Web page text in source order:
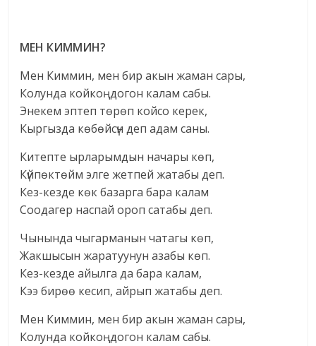
МЕН КИММИН?
Мен Киммин, мен бир акын жаман сары,
Колунда койкоңдогон калам сабы.
Энекем эптеп төрөп койсо керек,
Кыргызда көбөйсүн деп адам саны.
Китепте ырларымдын начары көп,
Күйпөктөйм элге жетпей жатабы деп.
Кез-кезде көк базарга бара калам
Соодагер наспай ороп сатабы деп.
Чынында чыгарманын чатагы көп,
Жакшысын жаратуунун азабы көп.
Кез-кезде айылга да бара калам,
Кээ бирөө кесип, айрып жатабы деп.
Мен Киммин, мен бир акын жаман сары,
Колунда койкоңдогон калам сабы.